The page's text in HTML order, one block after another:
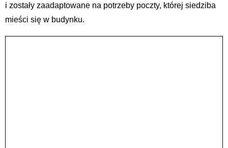
i zostały zaadaptowane na potrzeby poczty, której siedziba
mieści się w budynku.